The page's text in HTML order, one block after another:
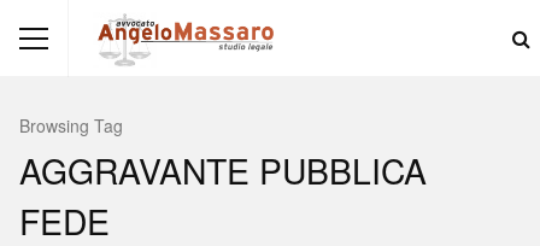
Browsing Tag
AGGRAVANTE PUBBLICA
FEDE